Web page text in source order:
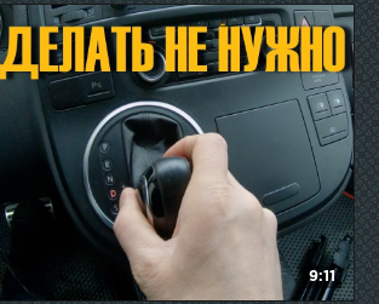
9:11